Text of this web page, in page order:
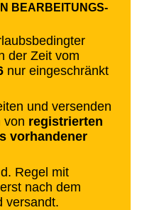
BEARBEITUNGS-
der Zeit vom
nur eingeschränkt
und versenden
von registrierten
vorhandener
Regel mit
nach dem
versandt.